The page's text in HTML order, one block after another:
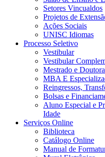
Setores Vincualdos
Projetos de
Ações Sociais
UNISC Idiomas
Processo Seletivo
Vestibular
Vestibular
Mestrado e
MBA E
Reingressos,
Bolsas e
Aluno Especial e
Idade
Serviços Online
Biblioteca
Catálogo Online
Manual de